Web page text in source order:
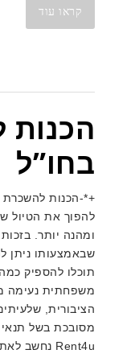
קראו עוד
בחו”ל
+*-הכנות להשכרת
להפוך את הטיול
שבאמצעותו ניתן
תוכלו להספיק
משפחתית נעימה
הציבורית,
מסובכת בשל תנאי
Rent4u נחשב לאתר